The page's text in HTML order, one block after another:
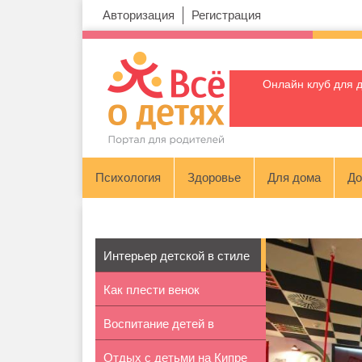
Авторизация Регистрация
Онлайн клуб для
Психология Здоровье Для дома
Интерьер детской в стиле
«Алиса...
Как плести венок
Воспитание детей в
гармонии с п...
Отдых с детьми на Кипре